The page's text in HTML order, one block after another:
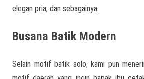
elegan pria, dan sebagainya.
Busana Batik Modern
Selain motif batik solo, kami pun